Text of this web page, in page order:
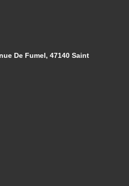
De Fumel, 47140 Saint